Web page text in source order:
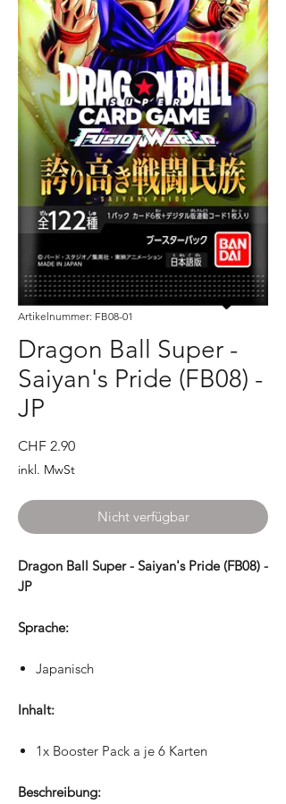
Artikelnummer: FB08-01
Dragon Ball Super -
Saiyan's Pride (FB08) -
JP
CHF 2.90Preis
inkl. MwSt
Nicht verfügbar
Dragon Ball Super - Saiyan's Pride (FB08) -
JP
Sprache:
Japanisch
Inhalt:
1x Booster Pack a je 6 Karten
Beschreibung: